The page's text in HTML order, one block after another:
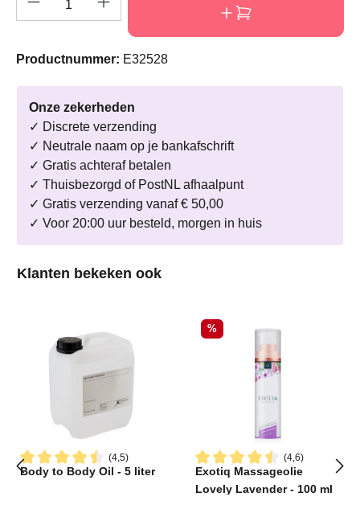
Productnummer: E32528
Onze zekerheden
✓ Discrete verzending
✓ Neutrale naam op je bankafschrift
✓ Gratis achteraf betalen
✓ Thuisbezorgd of PostNL afhaalpunt
✓ Gratis verzending vanaf € 50,00
✓ Voor 20:00 uur besteld, morgen in huis
Productgalerij overslaan
Klanten bekeken ook
(4,5)
Gemiddelde waardering van 4.5 van 5 sterren
Body to Body Oil - 5 liter
Korting
%
(4,6)
Gemiddelde waardering van
Exotiq Massageolie
Lovely Lavender - 100 ml